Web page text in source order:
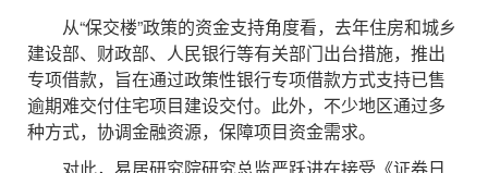
从“保交楼”政策的资金支持角度看，去年住房和城乡
建设部、财政部、人民银行等有关部门出台措施，推出
专项借款，旨在通过政策性银行专项借款方式支持已售
逾期难交付住宅项目建设交付。此外，不少地区通过多
种方式，协调金融资源，保障项目资金需求。